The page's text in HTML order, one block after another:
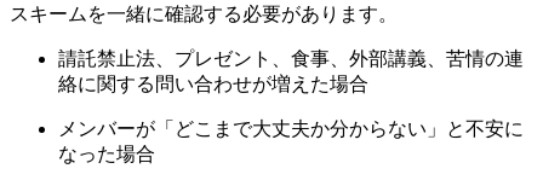
スキームを一緒に確認する必要があります。
請託禁止法、プレゼント、食事、外部講義、苦情の連
絡に関する問い合わせが増えた場合
メンバーが「どこまで大丈夫か分からない」と不安に
なった場合